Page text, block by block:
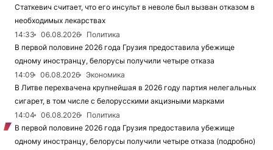
Статкевич считает, что его инсульт в неволе был вызван отказом в
необходимых лекарствах
14:33
06.08.2026
Политика
В первой половине 2026 года Грузия предоставила убежище
одному иностранцу, белорусы получили четыре отказа
14:09
06.08.2026
Экономика
В Литве перехвачена крупнейшая в 2026 году партия нелегальных
сигарет, в том числе с белорусскими акцизными марками
14:04
06.08.2026
Политика
В первой половине 2026 года Грузия предоставила убежище
одному иностранцу, белорусы получили четыре отказа (подробно)